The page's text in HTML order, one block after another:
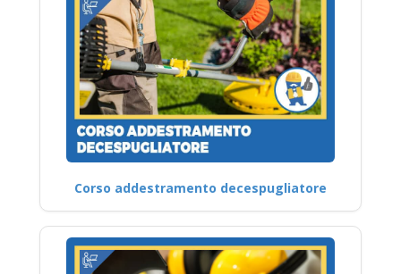
Corso addestramento decespugliatore